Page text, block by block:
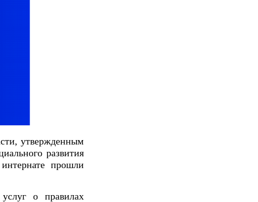
утвержденным
развития
прошли
о правилах